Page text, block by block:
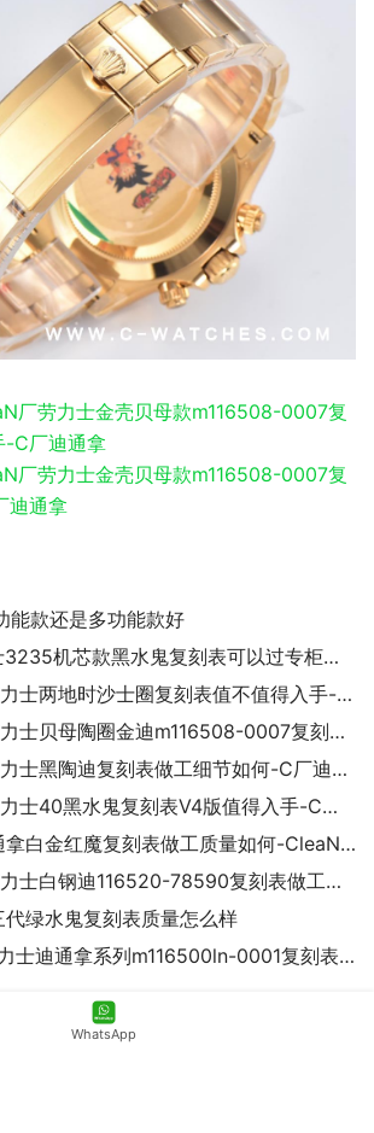
厂劳力士金壳贝母款m116508-0007复
-C厂迪通拿
厂劳力士金壳贝母款m116508-0007复
迪通拿
能款还是多功能款好
Clean厂劳力士3235机芯款黑水鬼复刻表可以过专柜吗-C厂黑水鬼41毫米款手表
C厂Clean厂劳力士两地时沙士圈复刻表值不值得入手-C厂手表
C厂Clean厂劳力士贝母陶圈金迪m116508-0007复刻表能过专柜吗-C厂迪
C厂Clean厂劳力士黑陶迪复刻表做工细节如何-C厂迪通拿m116500ln-0002
C厂Clean厂劳力士40黑水鬼复刻表V4版值得入手-C厂黑水鬼3135机芯
C厂劳力士迪通拿白金红魔复刻表做工质量如何-CleaN厂迪
C厂Clean厂劳力士白钢迪116520-78590复刻表做工质量细节如何-C厂迪怎么样
绿水鬼复刻表质量怎么样
C厂clean厂劳力士迪通拿系列m116500ln-0001复刻表做工质量怎样-C厂手表如何
WhatsApp